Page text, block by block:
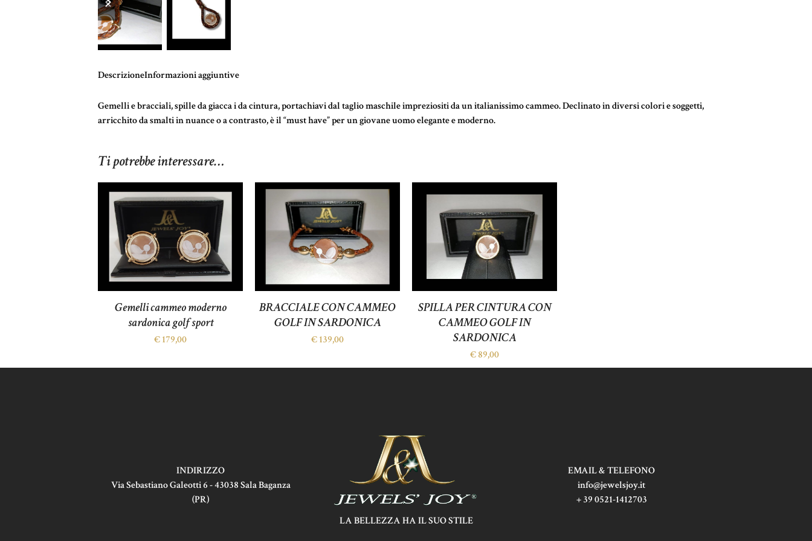
precedente
successiva
DescrizioneInformazioni aggiuntive
Gemelli e bracciali, spille da giacca i da cintura, portachiavi dal taglio maschile impreziositi da un italianissimo cammeo. Declinato in diversi colori e soggetti,
arricchito da smalti in nuance o a contrasto, è il “must have” per un giovane uomo elegante e moderno.
Ti potrebbe interessare…
Gemelli cammeo moderno
sardonica golf sport
€179,00
BRACCIALE CON CAMMEO
GOLF IN SARDONICA
€139,00
SPILLA PER CINTURA CON
CAMMEO GOLF IN
SARDONICA
€89,00
INDIRIZZO
Via Sebastiano Galeotti 6 - 43038 Sala Baganza
(PR)
LA BELLEZZA HA IL SUO STILE
EMAIL & TELEFONO
info@jewelsjoy.it
+ 39 0521-1412703